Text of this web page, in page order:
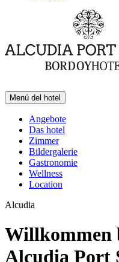
Menú del hotel
Angebote
Das hotel
Zimmer
Bildergalerie
Gastronomie
Wellness
Location
Alcudia
Willkommen
Alcudia Port